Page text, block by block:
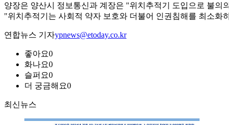
양장은 양산시 정보통신과 계장은 "위치추적기 도입으로 불의
"위치추적기는 사회적 약자 보호와 더불어 인권침해를 최소화
연합뉴스 기자ypnews@etoday.co.kr
좋아요0
화나요0
슬퍼요0
더 궁금해요0
최신뉴스